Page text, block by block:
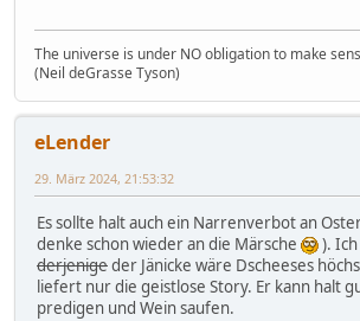
The universe is under NO obligation to make
(Neil deGrasse Tyson)
eLender
29. März 2024, 21:53:32
Es sollte halt auch ein Narrenverbot an
denke schon wieder an die Märsche
).
derjenigeder Jänicke wäre Dscheeses
liefert nur die geistlose Story. Er kann halt
predigen und Wein saufen.